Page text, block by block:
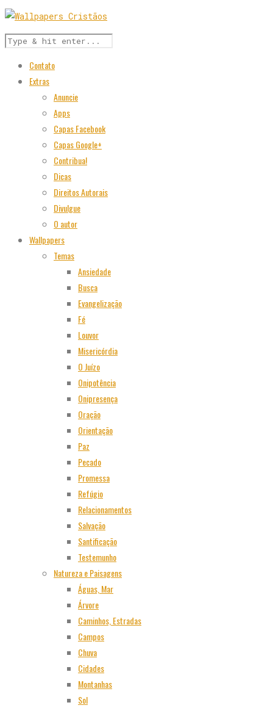
Contato
Extras
Anuncie
Apps
Capas Facebook
Capas Google+
Contribua!
Dicas
Direitos Autorais
Divulgue
O autor
Wallpapers
Temas
Ansiedade
Busca
Evangelização
Fé
Louvor
Misericórdia
O Juízo
Onipotência
Onipresença
Oração
Orientação
Paz
Pecado
Promessa
Refúgio
Relacionamentos
Salvação
Santificação
Testemunho
Natureza e Paisagens
Águas, Mar
Árvore
Caminhos, Estradas
Campos
Chuva
Cidades
Montanhas
Sol